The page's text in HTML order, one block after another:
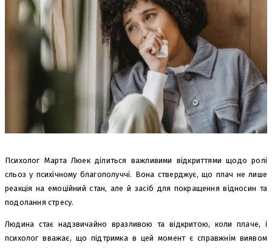
Психолог Марта Люек ділиться важливими відкриттями щодо ролі
сльоз у психічному благополуччі. Вона стверджує, що плач не лише
реакція на емоційний стан, але й засіб для покращення відносин та
подолання стресу.
Людина стає надзвичайно вразливою та відкритою, коли плаче, і
психолог вважає, що підтримка в цей момент є справжнім виявом